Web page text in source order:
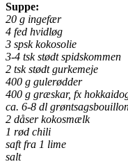
Suppe:
20 g ingefær
4 fed hvidløg
3 spsk kokosolie
3-4 tsk stødt spidskommen
2 tsk stødt gurkemeje
400 g gulerødder
400 g græskar, fx
ca. 6-8 dl
2 dåser kokosmælk
1 rød chili
saft fra 1 lime
salt